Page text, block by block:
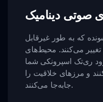
صوتی دینامیک
که به طور غیرقابل
می‌کنند. محیط‌های
ری‌تک اسپرونکی شما
و مرزهای خلاقیت را
جابه‌جا می‌کنند.